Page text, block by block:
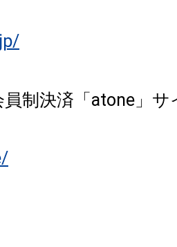
制決済「atone」